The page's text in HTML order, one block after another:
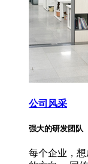
公司风采
强大的研发团队
每个企业，